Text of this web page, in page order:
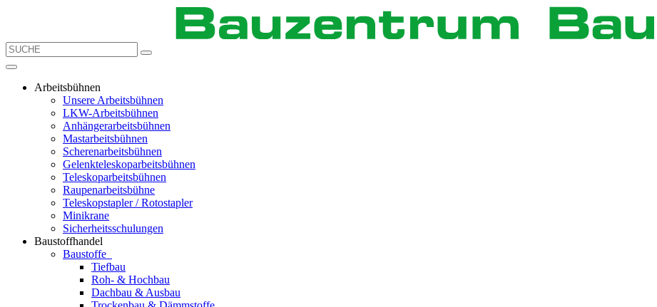
Arbeitsbühnen
Unsere Arbeitsbühnen
LKW-Arbeitsbühnen
Anhängerarbeitsbühnen
Mastarbeitsbühnen
Scherenarbeitsbühnen
Gelenkteleskoparbeitsbühnen
Teleskoparbeitsbühnen
Raupenarbeitsbühne
Teleskopstapler / Rotostapler
Minikrane
Sicherheitsschulungen
Baustoffhandel
Baustoffe
Tiefbau
Roh- & Hochbau
Dachbau & Ausbau